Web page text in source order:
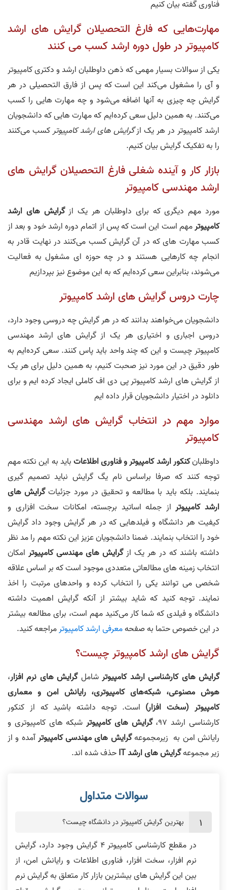
فناوری گفته بیان کنیم
مهارت‌هایی که فارغ التحصیلان گرایش های ارشد
کامپیوتر در طول دوره ارشد کسب می کنند
یکی از سوالات بسیار مهمی که ذهن داوطلبان ارشد و دکتری کامپیوتر
و آی را مشغول می‌کند این است که پس از فارق التحصیلی در هر
گرایش چه چیزی به آنها اضافه می‌شود و چه مهارت هایی را کسب
می‌کنند. به همین دلیل سعی کرده‌ایم که مهارت هایی که دانشجویان
ارشد کامپیوتر در هر یک ازگرایش های ارشد کامپیوترکسب می‌کنند
را به تفکیک گرایش بیان کنیم.
بازار کار و آینده شغلی فارغ التحصیلان گرایش های
ارشد مهندسی کامپیوتر
مورد مهم دیگری که برای داوطلبان هر یک ازگرایش های ارشد
کامپیوترمهم است این است که پس از اتمام دوره ارشد خود و بعد از
کسب مهارت های که در آن گرایش کسب می‌کنند در نهایت قادر به
انجام چه کارهایی هستند و در چه حوزه ای مشغول به فعالیت
می‌شوند، بنابراین سعی کرده‌ایم که به این موضوع نیز بپردازیم
چارت دروس گرایش های ارشد کامپیوتر
دانشجویان می‌خواهند بدانند که در هر گرایش چه دروسی وجود دارد،
دروس اجباری و اختیاری هر یک از گرایش های ارشد مهندسی
کامپیوتر چیست و این که چند واحد باید پاس کنند. سعی کرده‌ایم به
طور دقیق در این مورد نیز صحبت کنیم، به همین دلیل برای هر یک
از گرایش های ارشد کامپیوتر پی دی اف کاملی ایجاد کرده ایم و برای
دانلود در اختیار دانشجویان قرار داده ایم
موارد مهم در انتخاب گرایش های ارشد مهندسی
کامپیوتر
داوطلبانکنکور ارشد کامپیوتر و فناوری اطلاعاتباید به این نکته مهم
توجه کنند که صرفا براساس نام یگ گرایش نباید تصمیم گیری
بنمایند. بلکه باید با مطالعه و تحقیق در مورد جزئیاتگرایش های
ارشد کامپیوتراز جمله اساتید برجسته، امکانات سخت افزاری و
کیفیت هر دانشگاه و فیلدهایی که در هر گرایش وجود داد گرایش
خود را انتخاب بنمایند. ضمنا دانشجویان عزیز این نکته مهم را مد نظر
داشته باشند که در هر یک ازگرایش های مهندسی کامپیوتر امکان
انتخاب زمینه های مطالعاتی متعددی موجود است که بر اساس علاقه
شخصی می توانند یکی را انتخاب کرده و واحدهای مرتبت را اخذ
نمایند. توجه کنید که شاید بیشتر از آنکه گرایش اهمیت داشته
دانشگاه و فیلدی که شما کار می‌کنید مهم است، برای مطالعه بیشتر
در این خصوص حتما به صفحهمعرفی ارشد کامپیوترمراجعه کنید.
گرایش های ارشد کامپیوتر چیست؟
گرایش های کارشناسی ارشد کامپیوترشاملگرایش های نرم افزار،
هوش مصنوعی، شبکه‌های کامپیوتری، رایانش امن و معماری
کامپیوتر (سخت افزار) است. توجه داشته باشید که از کنکور
کارشناسی ارشد 97،
گرایش های کامپیوترشبکه های کامپیوتری و
رایانش امن به زیرمجموعهگرایش های مهندسی کامپیوترآمده و از
زیر مجموعهگرایش های ارشد IT حذف شده اند.
بهترین گرایش کامپیوتر در دانشگاه چیست؟
در مقطع کارشناسی کامپیوتر 4 گرایش وجود دارد، گرایش
نرم افزار، سخت افزار، فناوری اطلاعات و رایانش امن، از
بین این گرایش های بیشترین بازار کار متعلق به گرایش نرم